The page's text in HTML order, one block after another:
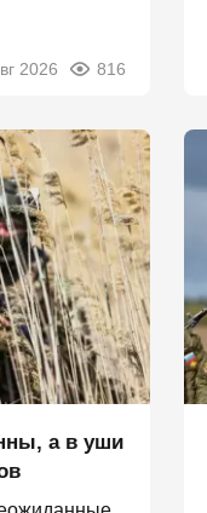
2026 816
а в уши